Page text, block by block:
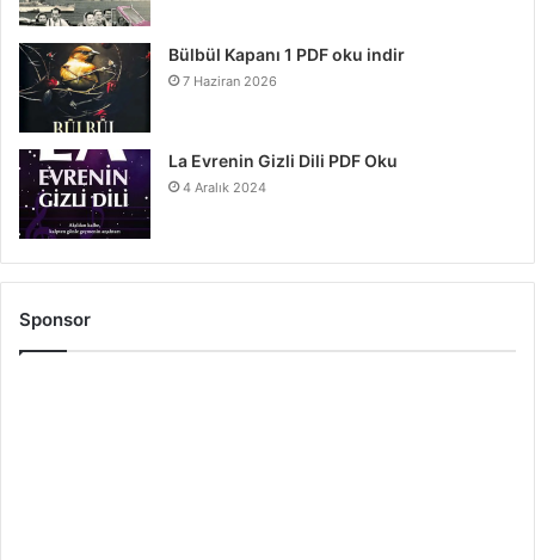
Bülbül Kapanı 1 PDF oku indir
7 Haziran 2026
La Evrenin Gizli Dili PDF Oku
4 Aralık 2024
Sponsor